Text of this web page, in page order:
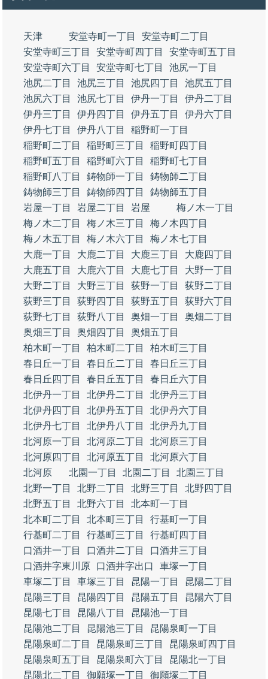
天津 安堂寺町一丁目
安堂寺町二丁目
安堂寺町三丁目
安堂寺町四丁目
安堂寺町五丁目
安堂寺町六丁目
安堂寺町七丁目
池尻一丁目
池尻二丁目
池尻三丁目 池尻四丁目
池尻五丁目
池尻六丁目
池尻七丁目 伊丹一丁目
伊丹二丁目
伊丹三丁目
伊丹四丁目 伊丹五丁目
伊丹六丁目
伊丹七丁目
伊丹八丁目
稲野町一丁目
稲野町二丁目
稲野町三丁目
稲野町四丁目
稲野町五丁目
稲野町六丁目
稲野町七丁目
稲野町八丁目
鋳物師一丁目
鋳物師二丁目
鋳物師三丁目
鋳物師四丁目
鋳物師五丁目
岩屋一丁目
岩屋二丁目 岩屋
梅ノ木一丁目
梅ノ木二丁目
梅ノ木三丁目
梅ノ木四丁目
梅ノ木五丁目
梅ノ木六丁目
梅ノ木七丁目
大鹿一丁目
大鹿二丁目 大鹿三丁目
大鹿四丁目
大鹿五丁目
大鹿六丁目 大鹿七丁目
大野一丁目
大野二丁目
大野三丁目 荻野一丁目
荻野二丁目
荻野三丁目
荻野四丁目 荻野五丁目
荻野六丁目
荻野七丁目
荻野八丁目 奥畑一丁目
奥畑二丁目
奥畑三丁目
奥畑四丁目
奥畑五丁目
柏木町一丁目
柏木町二丁目
柏木町三丁目
春日丘一丁目
春日丘二丁目
春日丘三丁目
春日丘四丁目
春日丘五丁目
春日丘六丁目
北伊丹一丁目
北伊丹二丁目
北伊丹三丁目
北伊丹四丁目
北伊丹五丁目
北伊丹六丁目
北伊丹七丁目
北伊丹八丁目
北伊丹九丁目
北河原一丁目
北河原二丁目
北河原三丁目
北河原四丁目
北河原五丁目
北河原六丁目
北河原
北園一丁目 北園二丁目
北園三丁目
北野一丁目
北野二丁目 北野三丁目
北野四丁目
北野五丁目
北野六丁目
北本町一丁目
北本町二丁目
北本町三丁目
行基町一丁目
行基町二丁目
行基町三丁目
行基町四丁目
口酒井一丁目
口酒井二丁目
口酒井三丁目
口酒井字東川原
口酒井字出口
車塚一丁目
車塚二丁目
車塚三丁目 昆陽一丁目
昆陽二丁目
昆陽三丁目
昆陽四丁目 昆陽五丁目
昆陽六丁目
昆陽七丁目
昆陽八丁目
昆陽池一丁目
昆陽池二丁目
昆陽池三丁目
昆陽泉町一丁目
昆陽泉町二丁目
昆陽泉町三丁目
昆陽泉町四丁目
昆陽泉町五丁目
昆陽泉町六丁目
昆陽北一丁目
昆陽北二丁目
御願塚一丁目
御願塚二丁目